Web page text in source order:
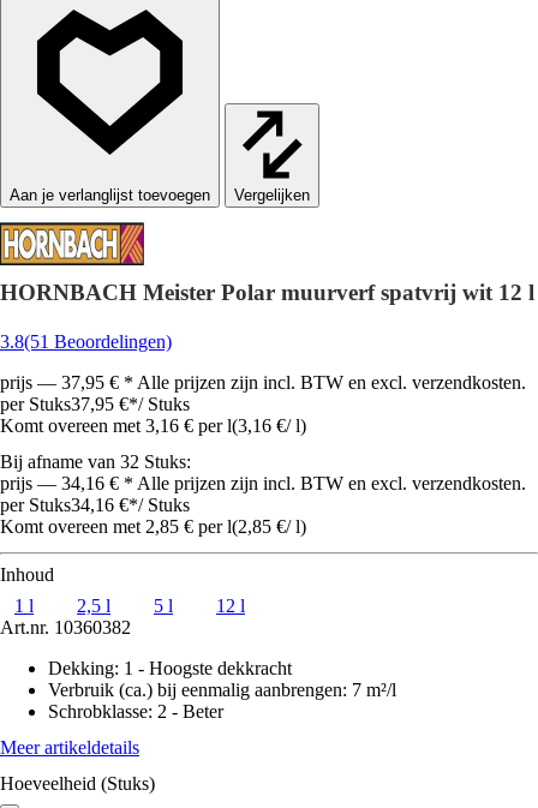
Vergelijken
HORNBACH Meister Polar muurverf spatvrij wit 12 l
3.8(51 Beoordelingen)
prijs — 37,95 € * Alle prijzen zijn incl. BTW en excl. verzendkosten.
per Stuks37,95 €*/ Stuks
Komt overeen met 3,16 € per l(3,16 €/ l)
Bij afname van 32 Stuks:
prijs — 34,16 € * Alle prijzen zijn incl. BTW en excl. verzendkosten.
per Stuks34,16 €*/ Stuks
Komt overeen met 2,85 € per l(2,85 €/ l)
Inhoud
1 l
2,5 l 5 l
12 l
Art.nr. 10360382
Dekking: 1 - Hoogste dekkracht
Verbruik (ca.) bij eenmalig aanbrengen: 7 m²/l
Schrobklasse: 2 - Beter
Meer artikeldetails
Hoeveelheid (Stuks)